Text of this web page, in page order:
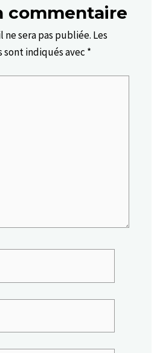
commentaire
ne sera pas publiée. Les
indiqués avec *